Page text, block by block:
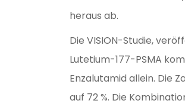
heraus ab.
Die VISION-Studie,
Lutetium-177-PSMA
Enzalutamid allein. Die
auf 72 %. Die